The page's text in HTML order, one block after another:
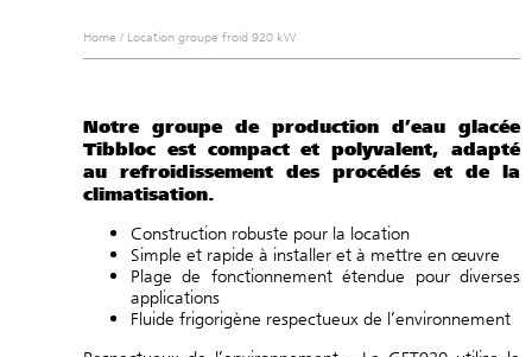
Home / Location groupe froid 920 kW
Notre groupe de production d’eau glacée
Tibbloc est compact et polyvalent, adapté
au refroidissement des procédés et de la
climatisation.
Construction robuste pour la location
Simple et rapide à installer et à mettre en œuvre
Plage de fonctionnement étendue pour diverses
applications
Fluide frigorigène respectueux de l’environnement